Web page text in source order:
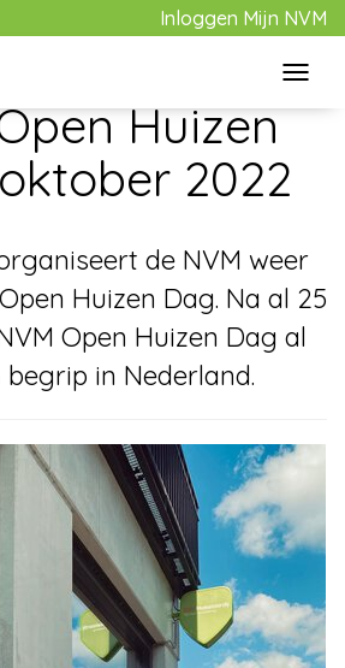
Inloggen Mijn NVM
Huizen
2022
de NVM weer
Huizen Dag. Na al 25
Open Huizen Dag al
begrip in Nederland.